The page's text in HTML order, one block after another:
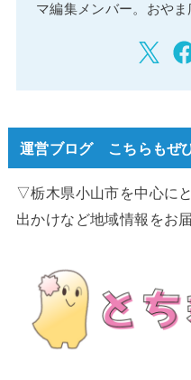
マ編集メンバー。おやま
運営ブログ こちらもぜ
▽栃木県小山市を中心に
出かけなど地域情報をお届